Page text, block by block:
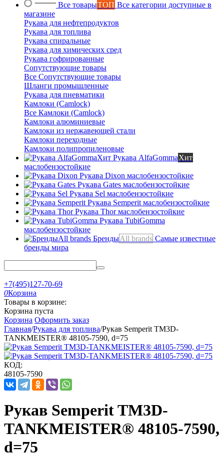
Все товарыТОП Все категории доступные в
магазине
Рукава для нефтепродуктов
Рукава для топлива
Рукава спиральные
Рукава для химических сред
Рукава гофрированные
Сопутствующие товары
Все Сопутствующие товары
Шланги промышленные
Рукава для пневматики
Камлоки (Camlock)
Все Камлоки (Camlock)
Камлоки алюминиевые
Камлоки из нержавеющей стали
Камлоки переходные
Камлоки полипропиленовые
Рукава AlfaGommaХит
маслобензостойкие
Рукава Dixon маслобензостойкие
Рукава Gates маслобензостойкие
Рукава Sel маслобензостойкие
Рукава Semperit маслобензостойкие
Рукава Thorмаслобензостойкие
Рукава TubiGomma
маслобензостойкие
БрендыAll brands Самые известные
бренды мира
+7(495)127-70-69
0Корзина
Товары в корзине:
Корзина пуста
Корзина Оформить заказ
Главная/Рукава для топлива/Рукав Semperit TM3D-
TANKMEISTER® 48105-7590, d=75
КОД:
48105-7590
Рукав Semperit TM3D-
TANKMEISTER® 48105-7590,
d=75